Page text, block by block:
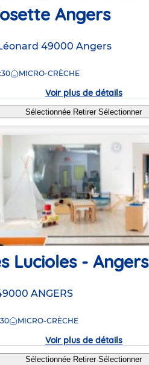
Angers
49000 Angers
MICRO-CRÈCHE
Voir plus de détails
Sélectionnée RetirerSélectionner
Lucioles - Angers
ANGERS
MICRO-CRÈCHE
Voir plus de détails
Sélectionnée RetirerSélectionner